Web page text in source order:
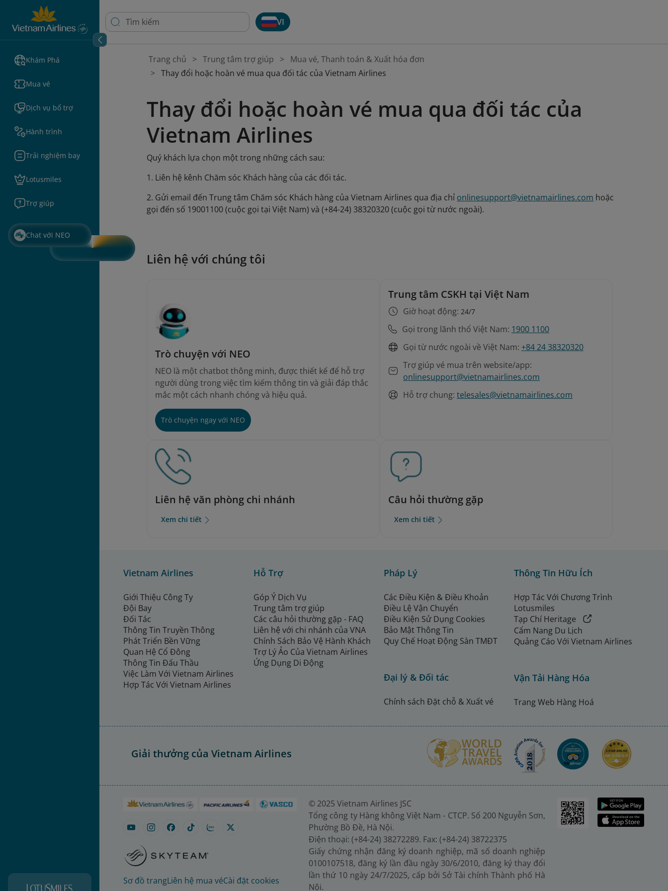
Khám Phá
Mua vé
Dịch vụ bổ trợ
Hành trình
Trải nghiệm bay
Lotusmiles
Trợ giúp
Chat với NEO
VI
Trang chủ Trung tâm trợ giúp
Mua vé, Thanh toán & Xuất hóa đơn
Thay đổi hoặc hoàn vé mua qua đối tác của Vietnam Airlines
Thay đổi hoặc hoàn vé mua qua đối tác của
Vietnam Airlines
Quý khách lựa chọn một trong những cách sau:
1. Liên hệ kênh Chăm sóc Khách hàng của các đối tác.
2. Gửi email đến Trung tâm Chăm sóc Khách hàng của Vietnam Airlines qua địa chỉ onlinesupport@vietnamairlines.com hoặc
gọi đến số 19001100 (cuộc gọi tại Việt Nam) và (+84-24) 38320320 (cuộc gọi từ nước ngoài).
Liên hệ với chúng tôi
Trò chuyện với NEO
NEO là một chatbot thông minh, được thiết kế để hỗ trợ
người dùng trong việc tìm kiếm thông tin và giải đáp thắc
mắc một cách nhanh chóng và hiệu quả.
Trò chuyện ngay với NEO
Trung tâm CSKH tại Việt Nam
Giờ hoạt động: 24/7
Gọi trong lãnh thổ Việt Nam: 1900 1100
Gọi từ nước ngoài về Việt Nam: +84 24 38320320
Trợ giúp vé mua trên website/app:
onlinesupport@vietnamairlines.com
Hỗ trợ chung: telesales@vietnamairlines.com
Liên hệ văn phòng chi nhánh
Xem chi tiết
Câu hỏi thường gặp
Xem chi tiết
Vietnam Airlines
Giới Thiệu Công Ty
Đội Bay
Đối Tác
Thông Tin Truyền Thông
Phát Triển Bền Vững
Quan Hệ Cổ Đông
Thông Tin Đấu Thầu
Việc Làm Với Vietnam Airlines
Hợp Tác Với Vietnam Airlines
Hỗ Trợ
Góp Ý Dịch Vụ
Trung tâm trợ giúp
Các câu hỏi thường gặp - FAQ
Liên hệ với chi nhánh của VNA
Chính Sách Bảo Vệ Hành Khách
Trợ Lý Ảo Của Vietnam Airlines
Ứng Dụng Di Động
Pháp Lý
Các Điều Kiện & Điều Khoản
Điều Lệ Vận Chuyển
Điều Kiện Sử Dụng Cookies
Bảo Mật Thông Tin
Quy Chế Hoạt Động Sàn TMĐT
Đại lý & Đối tác
Chính sách Đặt chỗ & Xuất vé
Thông Tin Hữu Ích
Hợp Tác Với Chương Trình
Lotusmiles
Tạp Chí Heritage
Cẩm Nang Du Lịch
Quảng Cáo Với Vietnam Airlines
Vận Tải Hàng Hóa
Trang Web Hàng Hoá
Giải thưởng của Vietnam Airlines
Sơ đồ trangLiên hệ mua véCài đặt cookies
© 2025 Vietnam Airlines JSC
Tổng công ty Hàng không Việt Nam - CTCP. Số 200 Nguyễn Sơn,
Phường Bồ Đề, Hà Nội.
Điện thoại: (+84-24) 38272289. Fax: (+84-24) 38722375
Giấy chứng nhận đăng ký doanh nghiệp, mã số doanh nghiệp
0100107518, đăng ký lần đầu ngày 30/6/2010, đăng ký thay đổi
lần thứ 10 ngày 24/7/2025, cấp bởi Sở Tài chính Thành phố Hà
Nội.